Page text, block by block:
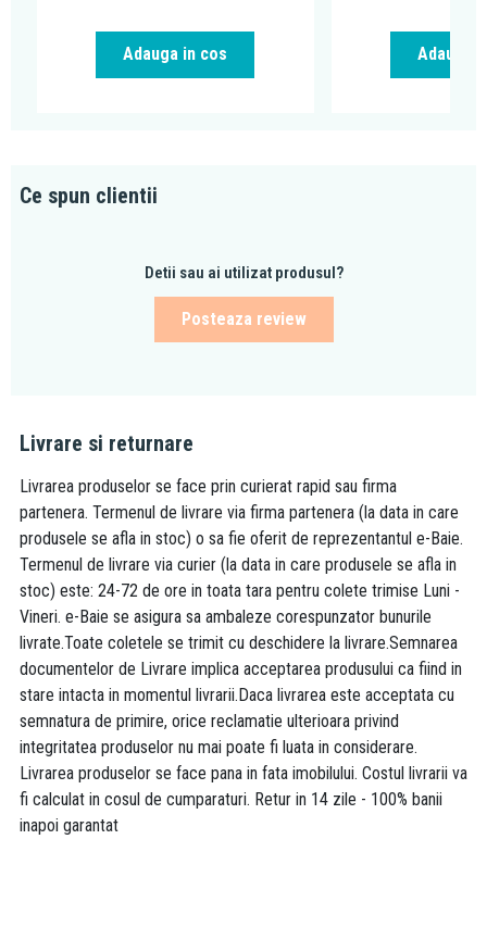
Adauga in cos Adauga
Ce spun clientii
Detii sau ai utilizat produsul?
Posteaza review
Livrare si returnare
Livrarea produselor se face prin curierat rapid sau firma
partenera. Termenul de livrare via firma partenera (la data in care
produsele se afla in stoc) o sa fie oferit de reprezentantul e-Baie.
Termenul de livrare via curier (la data in care produsele se afla in
stoc) este: 24-72 de ore in toata tara pentru colete trimise Luni -
Vineri. e-Baie se asigura sa ambaleze corespunzator bunurile
livrate.Toate coletele se trimit cu deschidere la livrare.Semnarea
documentelor de Livrare implica acceptarea produsului ca fiind in
stare intacta in momentul livrarii.Daca livrarea este acceptata cu
semnatura de primire, orice reclamatie ulterioara privind
integritatea produselor nu mai poate fi luata in considerare.
Livrarea produselor se face pana in fata imobilului. Costul livrarii va
fi calculat in cosul de cumparaturi. Retur in 14 zile - 100% banii
inapoi garantat